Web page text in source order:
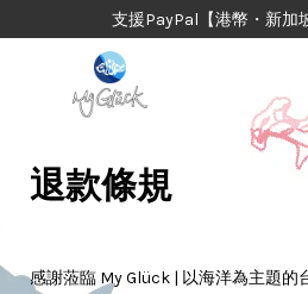
支援PayPal【港幣・新加
退款條規
感謝蒞臨 My Glück | 以海洋為主題的
您的購物車目前